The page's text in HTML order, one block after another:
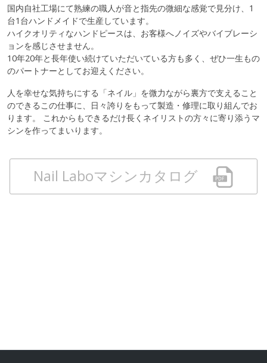
国内自社工場にて熟練の職人が音と指先の微細な感覚で見分け、1
台1台ハンドメイドで生産しています。
ハイクオリティなハンドピースは、お客様へノイズやバイブレーシ
ョンを感じさせません。
10年20年と長年使い続けていただいている方も多く、ぜひ一生もの
のパートナーとしてお迎えください。
人を幸せな気持ちにする「ネイル」を微力ながら裏方で支えること
のできるこの仕事に、日々誇りをもって製造・修理に取り組んでお
ります。 これからもできるだけ長くネイリストの方々に寄り添うマ
シンを作ってまいります。
Nail Laboマシンカタログ